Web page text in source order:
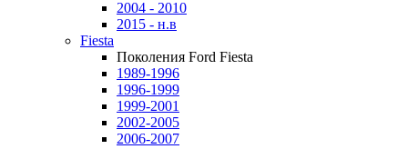
2004 - 2010
2015 - н.в
Fiesta
Поколения Ford Fiesta
1989-1996
1996-1999
1999-2001
2002-2005
2006-2007